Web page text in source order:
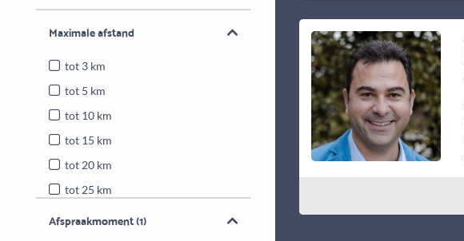
Maximale afstand
tot 3 km
tot 5 km
tot 10 km
tot 15 km
tot 20 km
tot 25 km
Heel Nederland
Afspraakmoment(1)